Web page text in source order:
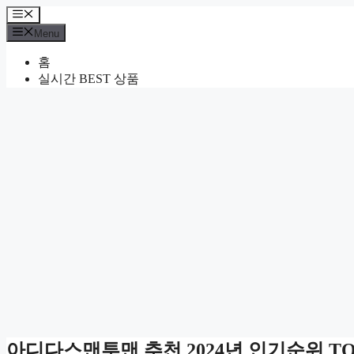
Skip
to
content
Menu
Menu
홈
실시간 BEST 상품
아디다스맨투맨 추천 2024년 인기순위